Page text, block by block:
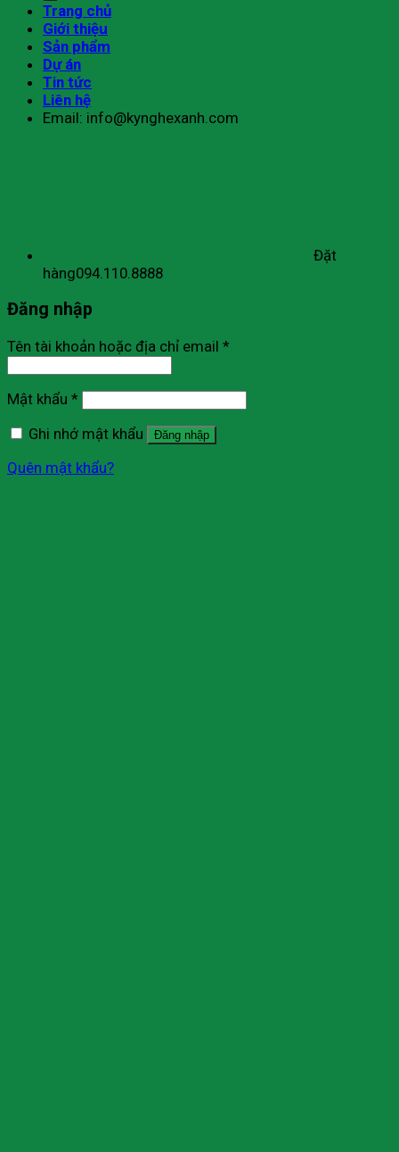
Trang chủ
Giới thiệu
Sản phẩm
Dự án
Tin tức
Liên hệ
Email: info@kynghexanh.com
Đặt
hàng094.110.8888
Đăng nhập
Tên tài khoản hoặc địa chỉ email *
Mật khẩu *
Ghi nhớ mật khẩu
Đăng nhập
Quên mật khẩu?